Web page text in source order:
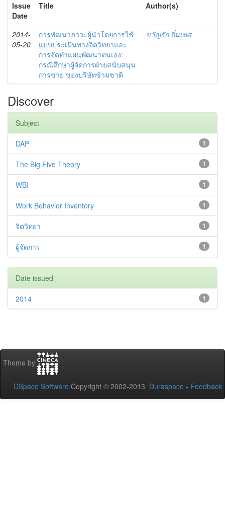
Issue
Date
Title Author(s)
2014-
05-20
การพัฒนาภาวะผู้นำโดยการใช้
แบบประเมินทางจิตวิทยาและ
การจัดทำแผนพัฒนาตนเอง:
กรณีศึกษาผู้จัดการฝ่ายสนับสนุน
การขาย ของบริษัทข้ามชาติ
ขวัญรัก ถิ่นเทศ
Discover
Subject
1
DAP
1
The Big Five Theory
1
WBI
1
Work Behavior Inventory
1
จิตวิทยา
1
ผู้จัดการ
Date issued
1
2014
Theme by
DSpace Software Copyright © 2002-2013 Duraspace - Feedback